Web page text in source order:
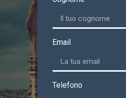
Email
Telefono